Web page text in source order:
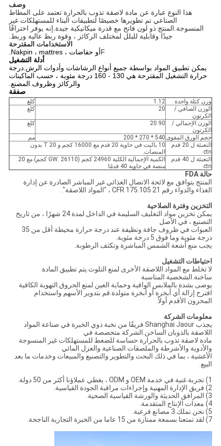
وصف
هذا النوع عبارة عن مادة لاصقة تذوب بالحرارة تعتمد على المطاط
الصناعي تم تطويرها خصيصًا لتطبيقات البناء للمستهلكات غير
المنسوجة.المنتج ذو لون فاتح مع قدرة ميكانيكية جيدة.إنه يوفر اختراقًا
جيدًا وقابلية للبلل لمختلف الركائز ، وقوة ربط عالية وربط.
الاستخدامات المقترحة
Fأو حفاضات ، Nakpin ، mattres.
أدلة التشغيل
يمكن تطبيق المواد بواسطة جميع أنواع الرشاشات وأدوات الرش.درجة
حرارة التشغيل المقترحة هي 130 - 160 درجة مئوية ، حسب الماكينات
والركائز وظروف المصنع.
صفقة
وزن كتلة واحدة 1.12
كلغ
الوزن الصافي /
الكرتون
20 كلغ
الوزن الإجمالي /
الكرتون
20.90 كلغ
حجم الورق المقوى 540 * 270 * 200
مم
التعبئة ل 20 قدم
ctn
10 باليت في حاوية 20 قدم مع 16000 كجم.و 20 T بدون
المنصات.
التعبئة ل 40 قدم
ctn
الكمية الإجمالية الكلية 24960 كجم (GW: 26110 كجم) مع 20
منصة في حاوية 40 قدمًا
حالة FDA
المنتج يتوافق مع لائحة الاتصال الغذائي غير المباشر الصادرة عن إدارة
الغذاء والدواء رقم 21 CFR 175.105 ، "المواد اللاصقة".
التخزين وفترة الصلاحية
يمكن تخزين مواد التغليف السليمة في الداخل لمدة 24 شهرًا ، من تاريخ
التصنيع ، في الأصل
العبوات في ظروف جافة ونظيفة عند درجة حرارة محيطة أقل من 35
درجة مئوية وما فوق 5 درجة مئوية.
يجب منع أشعة الشمس المباشرة وتكثف الرطوبة.
احتياطات التشغيل
لا تخلط مع المواد اللاصقة الأخرى لمنع التلوث.يتم تطبيق المادة
ساخنة.الشخصية المناسبة
يوصى بشدة بالملابس الواقية وحماية العين لمنع الحروق.التهوية الكافية
اقترح إزالة أي أبخرة أو أبخرة متولدة.قم بتدوير الأسهم واستخدام
المخزون الأقدم أولاً.
معلومات الشركة
يجذب Shanghai Jaour فريقًا من نخبة ذوي الخبرة في صناعة المواد
اللاصقة بالذوبان الساخن.الشركة متخصصة في
مادة لاصقة تذوب بالحرارة حساسة للضغط للمستهلكات غير المنسوجة
والأدوية والأشرطة والملصقات الصناعية والعزل المائي
الأغشية ، بما في ذلك البحث والتطوير والتصنيع والمبيعات وخدمات ما بعد
البيع.
1) تجربة غنية في خدمة OEM و ODM ، يغطي عملاؤنا أكثر من 50 دولة.
2) فريق الإدارة المهنية وإجراءات مراقبة الجودة القياسية.
3) المرافق الحديثة والورشة القياسية الصحية.
4) معدات الإنتاج المتقدمة.
5) نحن نملك 3 مصانع فرعية.
7) لقد تمتعنا بسمعة ممتازة من 15 عاما من الخبرة التجارية الناجحة.